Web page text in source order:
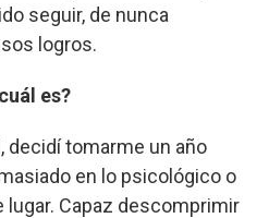
seguir, de nunca
logros.
es?
decidí tomarme un año
en lo psicológico o
lugar. Capaz descomprimir